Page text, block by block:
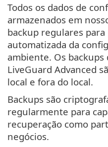
Todos os dados de
armazenados em
backup regulares
automatizada da
ambiente. Os backups
LiveGuard Advanced
local e fora do local.
Backups são
regularmente para
recuperação como
negócios.